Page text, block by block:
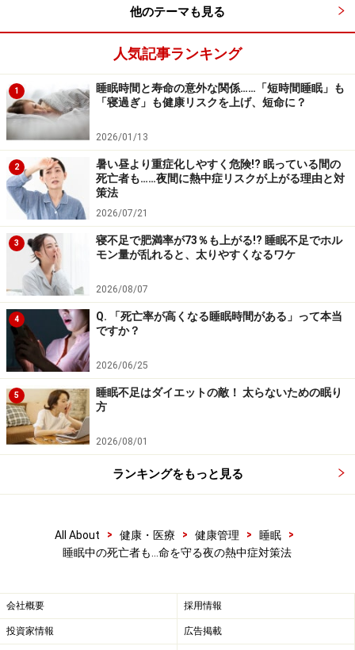
症になる可能性があります。
■エアコンを使わない寝室環境
今では想像できないかもしれませんが、昭和にはたびた
び「冷夏」がありました。この時代を経験している人の
中には、「睡眠中にエアコンを使うなんて考えられな
い」という人がいます。また、エアコンの風が嫌いなの
で、寝付くときにエアコンのスイッチを切っている人も
います。
しかし、今は「酷暑」の時代となりました。実際、屋内
にいて熱中症になり亡くなった人のうち、85.2％がエア
コンを使っていなかった、というデータもあります。命
を守るために、夜のエアコンは必需品なのです。
■高齢者
高齢者は、熱中症による救急搬送の5割、死亡者数の8割
を占めています。高齢者が熱中症にかかりやすい理由
は、3つあります。
1つ目は、老化により体のセンサーの反応が鈍くなって
きていることです。そのため、暑さを感じにくく、ノド
の渇きも感じにくいので、部屋を涼しくしたり水を飲ん
2つ目は、高齢者はもともと、体の水分量が少ないこと
生児では体重の約75％、子どもでは約70％、成人では約
60～65％を水が占めていますが、高齢者では50～55％し
他のテーマも見る
人気記事ランキング
1
睡眠時間と寿命の意外な関係……「短時間睡眠」も
「寝過ぎ」も健康リスクを上げ、短命に？
2026/01/13
2
暑い昼より重症化しやすく危険!? 眠っている間の
死亡者も……夜間に熱中症リスクが上がる理由と対
策法
2026/07/21
3
寝不足で肥満率が73％も上がる!? 睡眠不足でホル
モン量が乱れると、太りやすくなるワケ
2026/08/07
4
Q. 「死亡率が高くなる睡眠時間がある」って本当
ですか？
2026/06/25
5
睡眠不足はダイエットの敵！ 太らないための眠り
方
2026/08/01
ランキングをもっと見る
All About > 健康・医療 > 健康管理 > 睡眠
>
睡眠中の死亡者も…命を守る夜の熱中症対策法
会社概要 採用情報
投資家情報 広告掲載